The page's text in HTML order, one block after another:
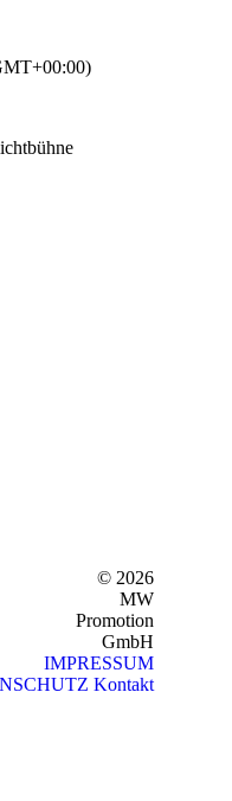
© 2026
MW
Promotion
GmbH
IMPRESSUM
Kontakt